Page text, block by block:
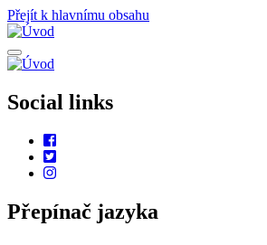
Přejít k hlavnímu obsahu
Social links
Přepínač jazyka